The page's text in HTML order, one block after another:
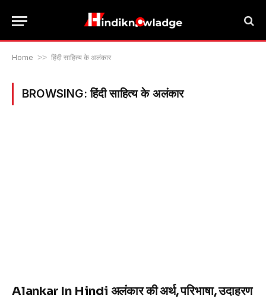
Home >> हिंदी साहित्य के अलंकार
BROWSING:हिंदी साहित्य के अलंकार
Alankar In Hindi अलंकार की अर्थ, परिभाषा, उदाहरण